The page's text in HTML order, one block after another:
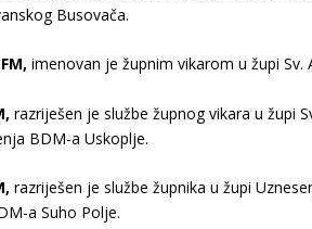
Busovača.
imenovan je župnim vikarom u župi Sv.
razriješen je službe župnog vikara u župi
BDM-a Uskoplje.
razriješen je službe župnika u župi
a Suho Polje.